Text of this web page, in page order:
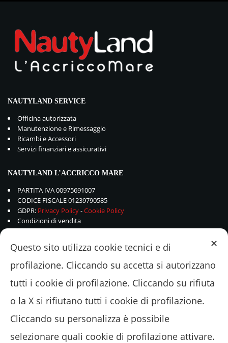
NAUTYLAND SERVICE
Officina autorizzata
Manutenzione e Rimessaggio
Ricambi e Accessori
Servizi finanziari e assicurativi
NAUTYLAND L’ACCRICCO MARE
PARTITA IVA 00975691007
CODICE FISCALE 01239790585
GDPR: Privacy Policy-Cookie Policy
Condizioni di vendita
✕
Questo sito utilizza cookie tecnici e di
profilazione. Cliccando su accetta si autorizzano
tutti i cookie di profilazione. Cliccando su rifiuta
o la X si rifiutano tutti i cookie di profilazione.
Cliccando su personalizza è possibile
selezionare quali cookie di profilazione attivare.